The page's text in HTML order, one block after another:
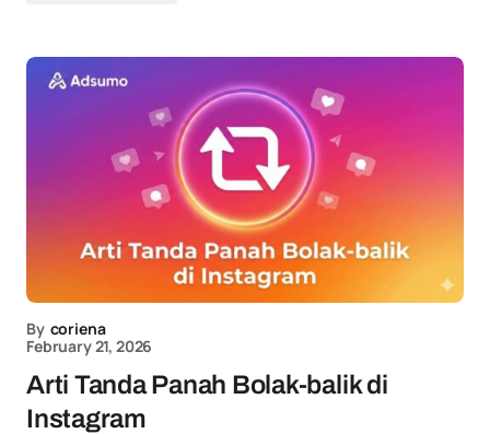
By coriena
February 21, 2026
Arti Tanda Panah Bolak-balik di
Instagram